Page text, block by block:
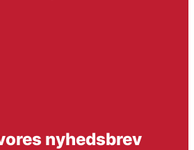
nyhedsbrev